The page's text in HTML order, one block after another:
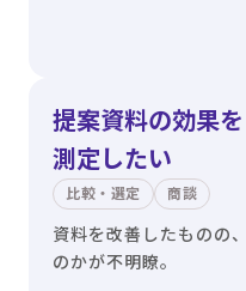
提案資料の効果を
測定したい
比較・選定 商談
資料を改善したものの
のかが不明瞭。